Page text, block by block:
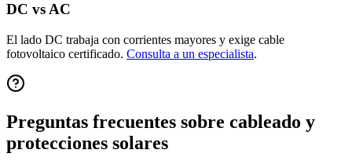
DC vs AC
El lado DC trabaja con corrientes mayores y exige cable
fotovoltaico certificado. Consulta a un especialista.
Preguntas frecuentes sobre cableado y
protecciones solares